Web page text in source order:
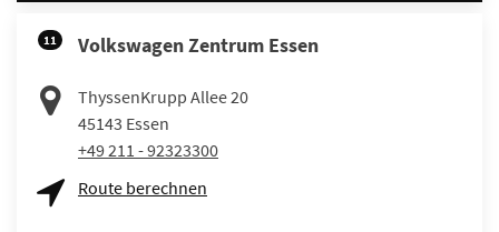
11 Volkswagen Zentrum Essen
ThyssenKrupp Allee 20
45143 Essen
+49 211 - 92323300
Route berechnen